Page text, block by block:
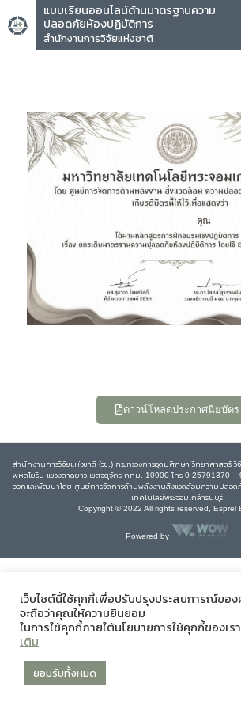
แบบเรียนออนไลน์ด้านมาตรฐานความ
ปลอดภัยห้องปฏิบัติการ
สำนักงานการวิจัยแห่งชาติ
คุณ
ดาวน์โหลดประกาศนียบัตร
สำนักงานการวิจัยแห่งชาติ (วช.) กระทรวงการอุดมศึกษา วิทยาศาสตร์
พหลโยธิน แขวงลาดยาว เขตจตุจักร กทม. 10900 โทร 0 25791370
ออกและพัฒนาโดย ศูนย์การจัดการด้านพลังงานสิ่งแวดล้อมความปลอด
เทคโนโลยีพระจอมเกล้าธนบุรี
Copyright © 2022 All rights reserved, Esprel
Powered by
เว็บไซต์นี้ใช้คุกกี้เพื่อปรับปรุงประสบการณ์ของ
จะถือว่าคุณให้ความยินยอม
ในการใช้คุกกี้ภายใต้นโยบายการใช้คุกกี้ของเรา
เติม
ยอมรับทั้งหมด